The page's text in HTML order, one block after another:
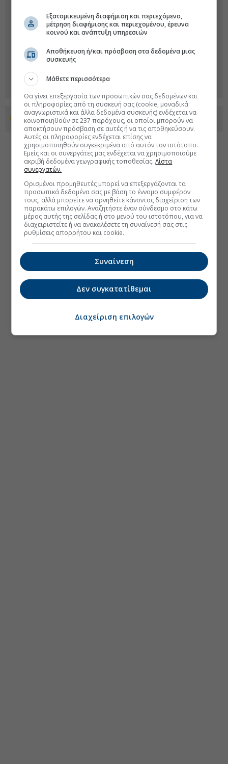
Προσθέστε το euro2day.gr στο Discover
Εξατομικευμένη διαφήμιση και περιεχόμενο,
μέτρηση διαφήμισης και περιεχομένου, έρευνα
κοινού και ανάπτυξη υπηρεσιών
Αποθήκευση ή/και πρόσβαση στα δεδομένα μιας
συσκευής
Μάθετε περισσότερα
Θα γίνει επεξεργασία των προσωπικών σας δεδομένων και
οι πληροφορίες από τη συσκευή σας (cookie, μοναδικά
αναγνωριστικά και άλλα δεδομένα συσκευής) ενδέχεται να
κοινοποιηθούν σε 237 παρόχους, οι οποίοι μπορούν να
αποκτήσουν πρόσβαση σε αυτές ή να τις αποθηκεύσουν.
Αυτές οι πληροφορίες ενδέχεται επίσης να
χρησιμοποιηθούν συγκεκριμένα από αυτόν τον ιστότοπο.
Εμείς και οι συνεργάτες μας ενδέχεται να χρησιμοποιούμε
ακριβή δεδομένα γεωγραφικής τοποθεσίας.Λίστα
συνεργατών.
Ορισμένοι προμηθευτές μπορεί να επεξεργάζονται τα
προσωπικά δεδομένα σας με βάση το έννομο συμφέρον
τους, αλλά μπορείτε να αρνηθείτε κάνοντας διαχείριση των
παρακάτω επιλογών. Αναζητήστε έναν σύνδεσμο στο κάτω
μέρος αυτής της σελίδας ή στο μενού του ιστοτόπου, για να
διαχειριστείτε ή να ανακαλέσετε τη συναίνεσή σας στις
ρυθμίσεις απορρήτου και cookie.
Συναίνεση
Δεν συγκατατίθεμαι
Διαχείριση επιλογών